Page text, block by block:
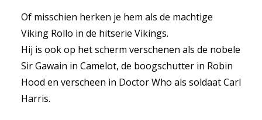
Of misschien herken je hem als de machtige
Viking Rollo in de hitserie Vikings.
Hij is ook op het scherm verschenen als de nobele
Sir Gawain in Camelot, de boogschutter in Robin
Hood en verscheen in Doctor Who als soldaat Carl
Harris.